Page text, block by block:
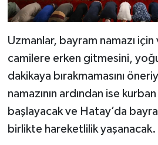
Uzmanlar, bayram namazı için
camilere erken gitmesini,
dakikaya bırakmamasını
namazının ardından ise
başlayacak ve Hatay’da
birlikte hareketlilik yaşanacak.